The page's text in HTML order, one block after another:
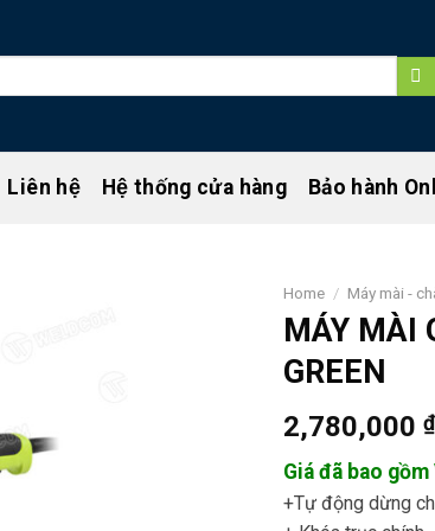
Liên hệ Hệ thống cửa hàng Bảo hành
Home / Máy mài -
MÁY MÀI
GREEN
2,780,000 ₫
Giá đã bao
+Tự động dừng